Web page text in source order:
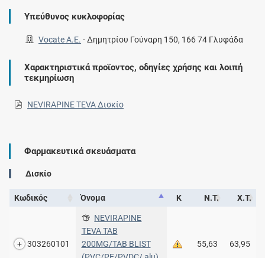
Υπεύθυνος κυκλοφορίας
Vocate Α.Ε. -Δημητρίου Γούναρη 150, 166 74 Γλυφάδα
Χαρακτηριστικά προϊοντος, οδηγίες χρήσης και λοιπή
τεκμηρίωση
NEVIRAPINE TEVA Δισκίο
Φαρμακευτικά σκευάσματα
Δισκίο
Κωδικός Όνομα Κ Ν.Τ. Χ.Τ.
303260101
NEVIRAPINE
TEVA TAB
200MG/TAB BLIST
55,63 63,95